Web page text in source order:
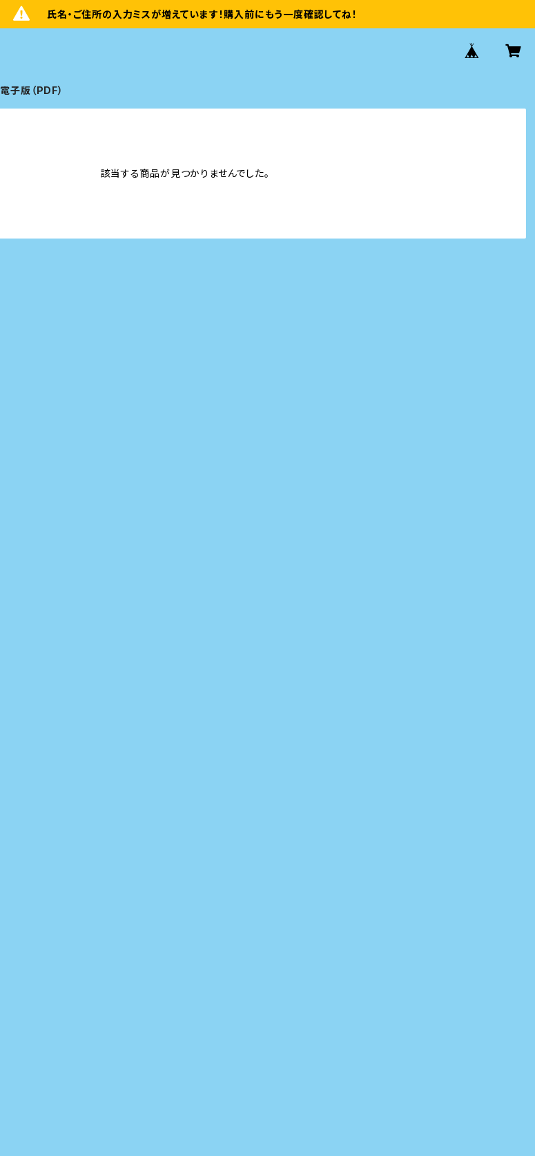
氏名・ご住所の入力ミスが増えています！購入前にもう一度確認してね！
電子版（PDF）
該当する商品が見つかりませんでした。